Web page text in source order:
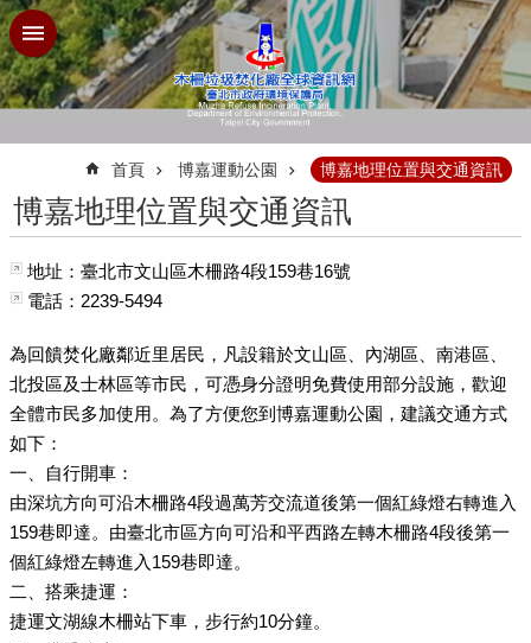
跳到主要內容區塊
首頁 博嘉運動公園 博嘉地理位置與交通資訊
博嘉地理位置與交通資訊
地址：臺北市文山區木柵路4段159巷16號
電話：2239-5494
為回饋焚化廠鄰近里居民，凡設籍於文山區、內湖區、南港區、
北投區及士林區等市民，可憑身分證明免費使用部分設施，歡迎
全體市民多加使用。為了方便您到博嘉運動公園，建議交通方式
如下：
一、自行開車：
由深坑方向可沿木柵路4段過萬芳交流道後第一個紅綠燈右轉進入
159巷即達。由臺北市區方向可沿和平西路左轉木柵路4段後第一
個紅綠燈左轉進入159巷即達。
二、搭乘捷運：
捷運文湖線木柵站下車，步行約10分鐘。